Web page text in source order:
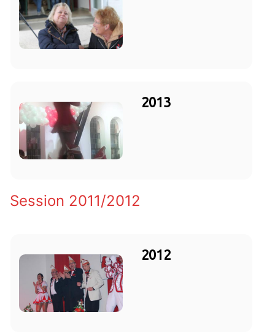
2013
Session 2011/2012
2012